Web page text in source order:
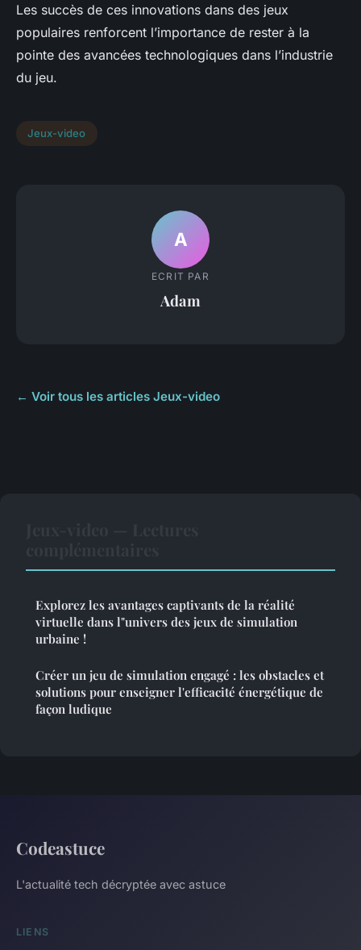
Les succès de ces innovations dans des jeux
populaires renforcent l’importance de rester à la
pointe des avancées technologiques dans l’industrie
du jeu.
Jeux-video
A
ECRIT PAR
Adam
← Voir tous les articles Jeux-video
Explorez les avantages captivants de la réalité
virtuelle dans l"univers des jeux de simulation
urbaine !
Créer un jeu de simulation engagé : les obstacles et
solutions pour enseigner l'efficacité énergétique de
façon ludique
Codeastuce
L'actualité tech décryptée avec astuce
LIENS